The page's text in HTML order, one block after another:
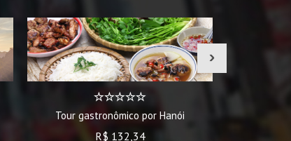
Tour gastronômico por Hanói
R$ 132,34
›